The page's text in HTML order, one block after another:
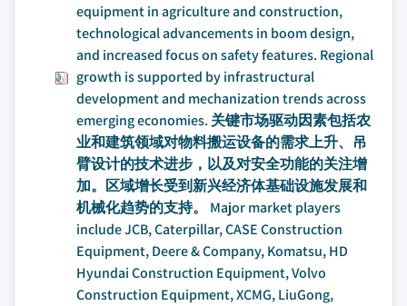
equipment in agriculture and construction,
technological advancements in boom design,
and increased focus on safety features. Regional
growth is supported by infrastructural
development and mechanization trends across
emerging economies. 关键市场驱动因素包括农
业和建筑领域对物料搬运设备的需求上升、吊
臂设计的技术进步，以及对安全功能的关注增
加。区域增长受到新兴经济体基础设施发展和
机械化趋势的支持。 Major market players
include JCB, Caterpillar, CASE Construction
Equipment, Deere & Company, Komatsu, HD
Hyundai Construction Equipment, Volvo
Construction Equipment, XCMG, LiuGong,